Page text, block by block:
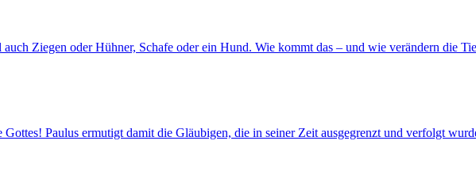
Ziegen oder Hühner, Schafe oder ein Hund. Wie kommt das – und wie verändern die
Paulus ermutigt damit die Gläubigen, die in seiner Zeit ausgegrenzt und verfolgt